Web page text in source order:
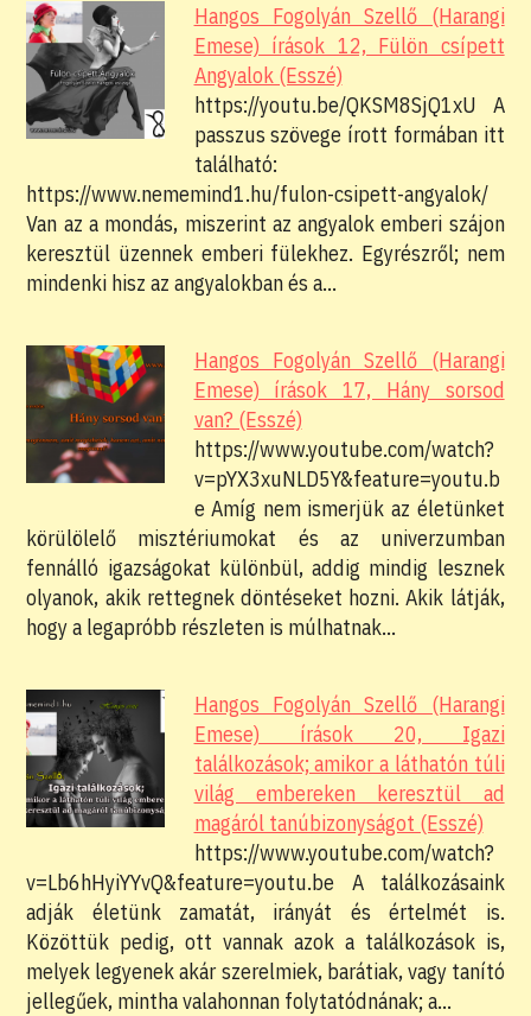
Hangos Fogolyán Szellő (Harangi
Emese) írások 12, Fülön csípett
Angyalok (Esszé)
https://youtu.be/QKSM8SjQ1xU A
passzus szövege írott formában itt
található:
https://www.nememind1.hu/fulon-csipett-angyalok/
Van az a mondás, miszerint az angyalok emberi szájon
keresztül üzennek emberi fülekhez. Egyrészről; nem
mindenki hisz az angyalokban és a…
Hangos Fogolyán Szellő (Harangi
Emese) írások 17, Hány sorsod
van? (Esszé)
https://www.youtube.com/watch?
v=pYX3xuNLD5Y&feature=youtu.b
e Amíg nem ismerjük az életünket
körülölelő misztériumokat és az univerzumban
fennálló igazságokat különbül, addig mindig lesznek
olyanok, akik rettegnek döntéseket hozni. Akik látják,
hogy a legapróbb részleten is múlhatnak…
Hangos Fogolyán Szellő (Harangi
Emese) írások 20, Igazi
találkozások; amikor a láthatón túli
világ embereken keresztül ad
magáról tanúbizonyságot (Esszé)
https://www.youtube.com/watch?
v=Lb6hHyiYYvQ&feature=youtu.be A találkozásaink
adják életünk zamatát, irányát és értelmét is.
Közöttük pedig, ott vannak azok a találkozások is,
melyek legyenek akár szerelmiek, barátiak, vagy tanító
jellegűek, mintha valahonnan folytatódnának; a…